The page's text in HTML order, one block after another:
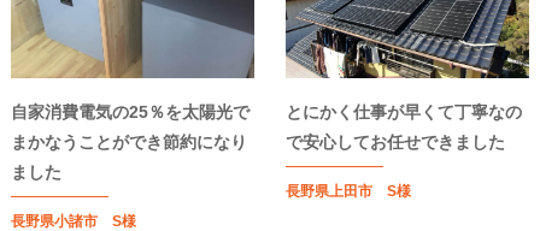
自家消費電気の25％を太陽光で
まかなうことができ節約になり
ました
長野県小諸市 S様
とにかく仕事が早くて丁寧なの
で安心してお任せできました
長野県上田市 S様